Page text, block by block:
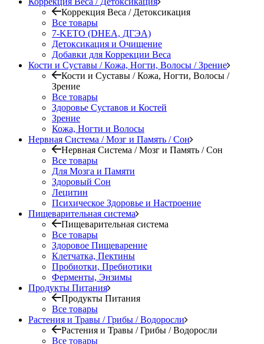
Коррекция Веса / Детоксикация
Все товары
7-KETO (DHEA, ДГЭА)
Детоксикация и Очищение
Добавки для Коррекции Веса
Кости и Суставы / Кожа, Ногти, Волосы / Зрение
Кости и Суставы / Кожа, Ногти, Волосы /
Зрение
Все товары
Здоровье Суставов и Костей
Зрение
Кожа, Ногти и Волосы
Нервная Система / Мозг и Память / Сон
Нервная Система / Мозг и Память / Сон
Все товары
Для Мозга и Памяти
Здоровый Сон
Лецитин
Психическое Здоровье и Настроение
Пищеварительная система
Пищеварительная система
Все товары
Здоровое Пищеварение
Клетчатка, Пектины
Пробиотки, Пребиотики
Ферменты, Энзимы
Продукты Питания
Продукты Питания
Все товары
Растения и Травы / Грибы / Водоросли
Растения и Травы / Грибы / Водоросли
Все товары